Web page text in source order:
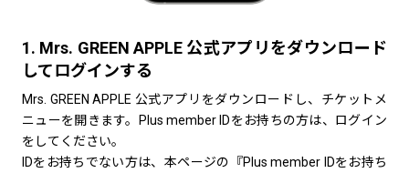
1. Mrs. GREEN APPLE 公式アプリをダウンロード
してログインする
Mrs. GREEN APPLE 公式アプリをダウンロードし、チケットメ
ニューを開きます。Plus member IDをお持ちの方は、ログイン
をしてください。
IDをお持ちでない方は、本ページの『Plus member IDをお持ち
1. Mrs. GREEN APPLE 公式アプリを
して新規会員登録する
Mrs. GREEN APPLE 公式アプリをダウンロー
ニューを開きます。【Plus member ID登録】
IDが必要です。）